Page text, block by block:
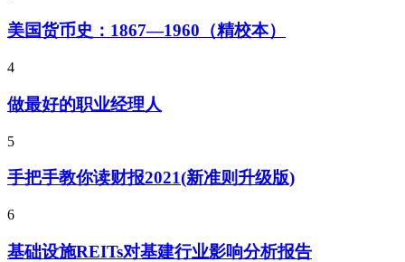
美国货币史：1867—1960（精校本）
4
做最好的职业经理人
5
手把手教你读财报2021(新准则升级版)
6
基础设施REITs对基建行业影响分析报告